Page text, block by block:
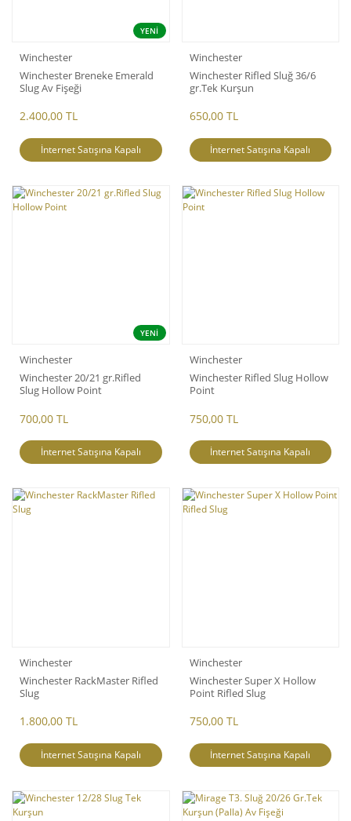
YENİ
Winchester
Winchester Breneke Emerald
Slug Av Fişeği
2.400,00 TL
İnternet Satışına Kapalı
Winchester
Winchester Rifled Sluğ 36/6
gr.Tek Kurşun
650,00 TL
İnternet Satışına Kapalı
YENİ
Winchester
Winchester 20/21 gr.Rifled
Slug Hollow Point
700,00 TL
İnternet Satışına Kapalı
Winchester
Winchester Rifled Slug Hollow
Point
750,00 TL
İnternet Satışına Kapalı
Winchester
Winchester RackMaster Rifled
Slug
1.800,00 TL
İnternet Satışına Kapalı
Winchester
Winchester Super X Hollow
Point Rifled Slug
750,00 TL
İnternet Satışına Kapalı